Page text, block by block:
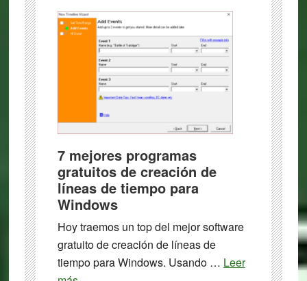
Mejor
software
libre
para
convertir
PowerPoint
PDF
7 mejores programas
gratuitos de creación de
líneas de tiempo para
Windows
Hoy traemos un top del mejor software
gratuito de creación de líneas de
tiempo para Windows. Usando … Leer